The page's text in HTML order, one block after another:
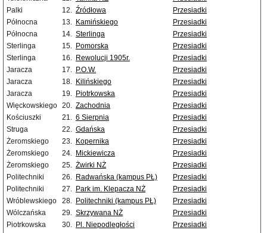
Palki
12. Źródłowa
Przesiadki
Północna
13. Kamińskiego
Przesiadki
Północna
14. Sterlinga
Przesiadki
Sterlinga
15. Pomorska
Przesiadki
Sterlinga
16. Rewolucji 1905r.
Przesiadki
Jaracza
17. P.O.W.
Przesiadki
Jaracza
18. Kilińskiego
Przesiadki
Jaracza
19. Piotrkowska
Przesiadki
Więckowskiego 20. Zachodnia
Przesiadki
Kościuszki
21. 6 Sierpnia
Przesiadki
Struga
22. Gdańska
Przesiadki
Żeromskiego
23. Kopernika
Przesiadki
Żeromskiego
24. Mickiewicza
Przesiadki
Żeromskiego
25. Żwirki NŻ
Przesiadki
Politechniki
26. Radwańska (kampus PŁ)
Przesiadki
Politechniki
27. Park im. Klepacza NŻ
Przesiadki
Wróblewskiego
28. Politechniki (kampus PŁ)
Przesiadki
Wólczańska
29. Skrzywana NŻ
Przesiadki
Piotrkowska
30. Pl. Niepodległości
Przesiadki